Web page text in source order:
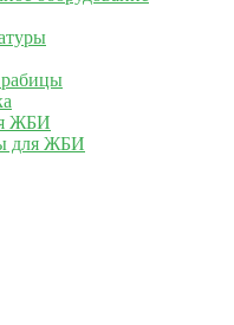
рабицы
ЖБИ
для ЖБИ